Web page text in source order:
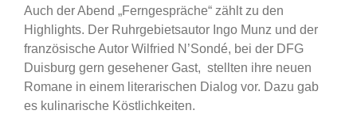
Auch der Abend „Ferngespräche“ zählt zu den
Highlights. Der Ruhrgebietsautor Ingo Munz und der
französische Autor Wilfried N’Sondé, bei der DFG
Duisburg gern gesehener Gast, stellten ihre neuen
Romane in einem literarischen Dialog vor. Dazu gab
es kulinarische Köstlichkeiten.